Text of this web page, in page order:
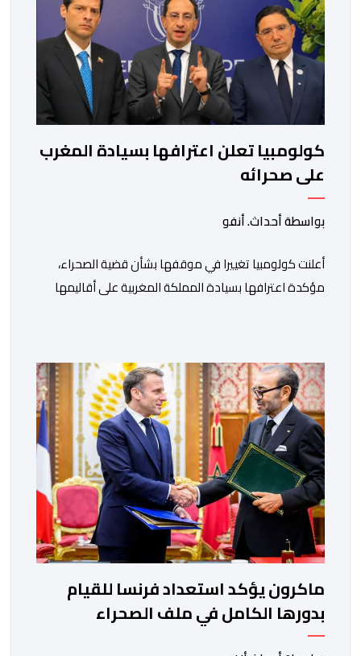
كولومبيا تعلن اعترافها بسيادة المغرب
على صحرائه
بواسطة أحداث. أنفو
أعلنت كولومبيا تغييرا في موقفها بشأن قضية الصحراء،
مؤكدة اعترافها بسيادة المملكة المغربية على أقاليمها
الافريقي والمغاربة المقيمين بالخارج، ناصر بوريطة، ونائب
رئيس جمهورية كولومبيا، خوسيه مانويل ريستريبو، بحضور
وزير العلاقات الخارجية عمر بولا إسكوبار. وبهذه المناسبة،
أكد السيد […]
ماكرون يؤكد استعداد فرنسا للقيام
بدورها الكامل في ملف الصحراء